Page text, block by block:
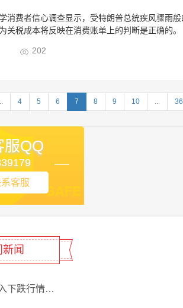
消费者信心调查显示，受特朗普总统疾风骤雨
关税成本将反映在消费账单上的判断是正确的。
202
4 5 6 7 8 9 10 ...
服QQ
客服
新闻
焦炭市场转入下跌行情，钢厂压